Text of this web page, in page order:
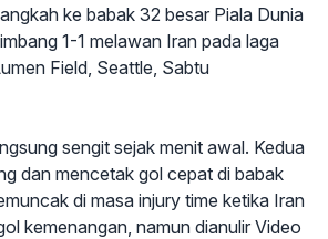
ke babak 32 besar Piala Dunia
1-1 melawan Iran pada laga
Field, Seattle, Sabtu
sengit sejak menit awal. Kedua
dan mencetak gol cepat di babak
di masa injury time ketika Iran
kemenangan, namun dianulir Video